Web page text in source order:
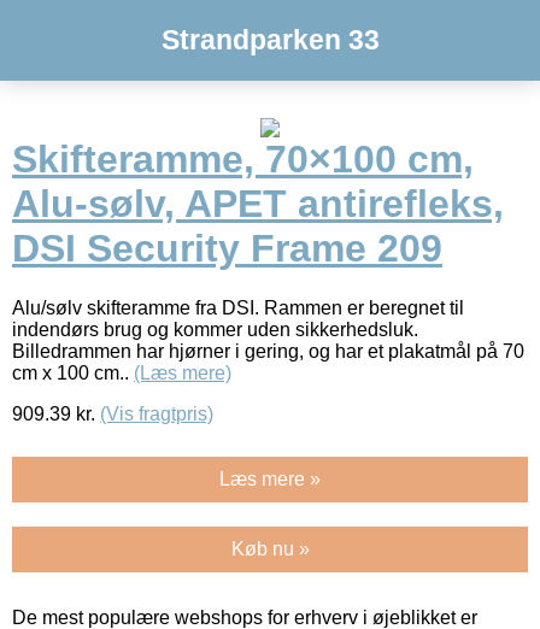
Strandparken 33
Skifteramme, 70×100 cm,
Alu-sølv, APET antirefleks,
DSI Security Frame 209
Alu/sølv skifteramme fra DSI. Rammen er beregnet til
indendørs brug og kommer uden sikkerhedsluk.
Billedrammen har hjørner i gering, og har et plakatmål på 70
cm x 100 cm.. (Læs mere)
909.39 kr. (Vis fragtpris)
Læs mere »
Køb nu »
De mest populære webshops for erhverv i øjeblikket er